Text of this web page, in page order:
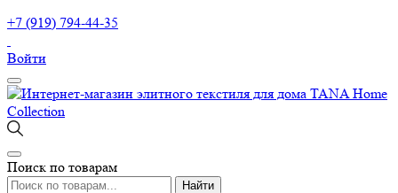
+7 (919) 794-44-35
Войти
Поиск по товарам
Найти